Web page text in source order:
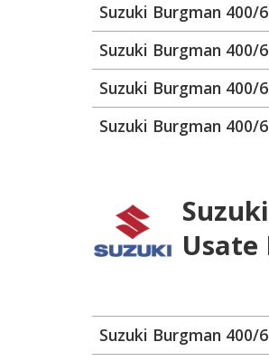
Suzuki Burgman 400/
Suzuki Burgman 400/
Suzuki Burgman 400/
Suzuki Burgman 400/
Usate
Suzuki Burgman 400/